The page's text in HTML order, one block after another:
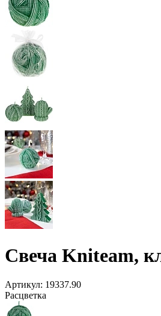
Свеча Kniteam,
Артикул: 19337.90
Расцветка